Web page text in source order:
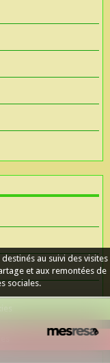
au suivi des visites
et aux remontées de
sociales.